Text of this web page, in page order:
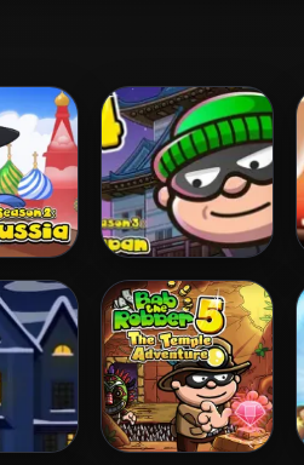
2
Bob The Robber 4
- Season 3: Japan